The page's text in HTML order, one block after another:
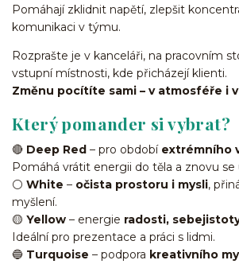
Pomáhají zklidnit napětí, zlepšit
komunikaci v týmu.
Rozprašte je v kanceláři, na pracovním
vstupní místnosti, kde přicházejí klienti.
Změnu pocítíte sami – v atmosféře i
Který pomander si vybrat?
🔴 Deep Red – pro období extrémního
Pomáhá vrátit energii do těla a znovu se
⚪ White – očista prostoru i mysli,
myšlení.
🟡 Yellow – energie radosti,
Ideální pro prezentace a práci s lidmi.
🔵 Turquoise – podpora kreativního